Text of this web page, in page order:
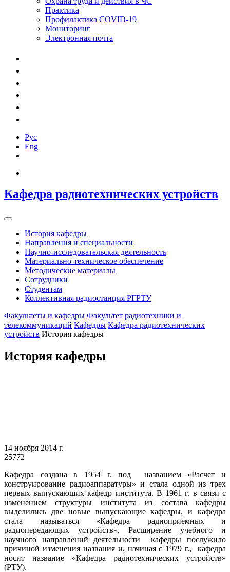
Практика
Профилактика COVID-19
Мониторинг
Электронная почта
Рус
Eng
Кафедра радиотехнических устройств
История кафедры
Направления и специальности
Научно-исследовательская деятельность
Материально-техническое обеспечение
Методические материалы
Сотрудники
Студентам
Коллективная радиостанция РГРТУ
Факультеты и кафедры Факультет радиотехники и
телекоммуникаций Кафедры Кафедра радиотехнических
устройств История кафедры
История кафедры
14 ноября 2014 г.
25772
Кафедра создана в 1954 г. под названием «Расчет и
конструирование радиоаппаратуры» и стала одной из трех
первых выпускающих кафедр института. В 1961 г. в связи с
изменением структуры института из состава кафедры
выделились две новые выпускающие кафедры, и кафедра
стала называться «Кафедра радиоприемных и
радиопередающих устройств». Расширение учебного и
научного направлений деятельности кафедры послужило
причиной изменения названия и, начиная с 1979 г., кафедра
носит название «Кафедра радиотехнических устройств»
(РТУ).